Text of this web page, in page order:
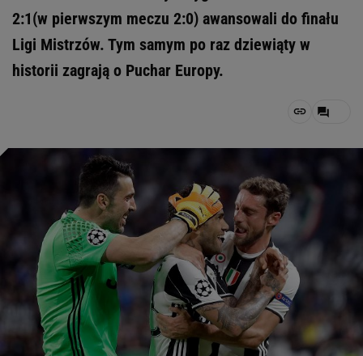
2:1(w pierwszym meczu 2:0) awansowali do finału
Ligi Mistrzów. Tym samym po raz dziewiąty w
historii zagrają o Puchar Europy.